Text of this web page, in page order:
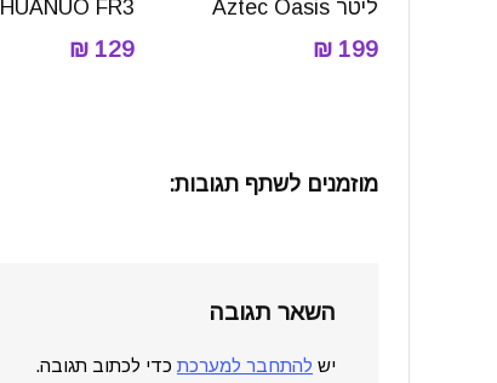
ליטר Aztec Oasis
199 ₪
HUANUO FR3
129 ₪
מוזמנים לשתף תגובות:
השאר תגובה
יש להתחבר למערכת כדי לכתוב תגובה.